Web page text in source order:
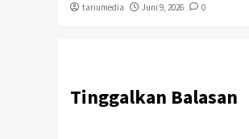
tariumedia Juni 9, 2026 0
Tinggalkan Balasan